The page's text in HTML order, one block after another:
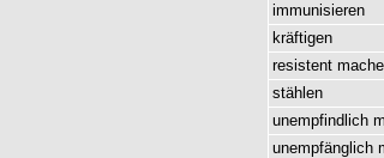
immunisieren
kräftigen
resistent
stählen
unempfindlich
unempfänglich